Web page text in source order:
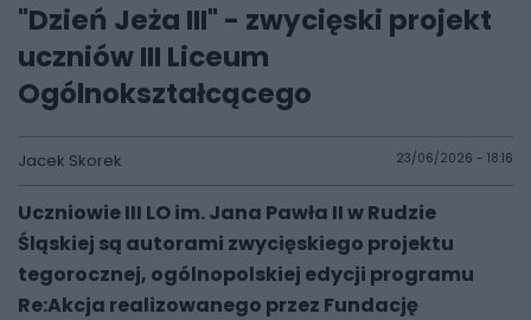
"Dzień Jeża III" - zwycięski projekt
uczniów III Liceum
Ogólnokształcącego
Jacek Skorek 23/06/2026 - 18:16
Uczniowie III LO im. Jana Pawła II w Rudzie
Śląskiej są autorami zwycięskiego projektu
tegorocznej, ogólnopolskiej edycji programu
Re:Akcja realizowanego przez Fundację